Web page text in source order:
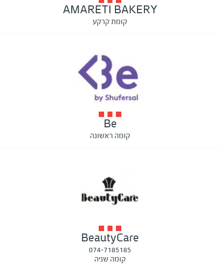
AMARETI BAKERY
קומת קרקע
Be
קומה ראשונה
BeautyCare
074-7185185
קומה שניה